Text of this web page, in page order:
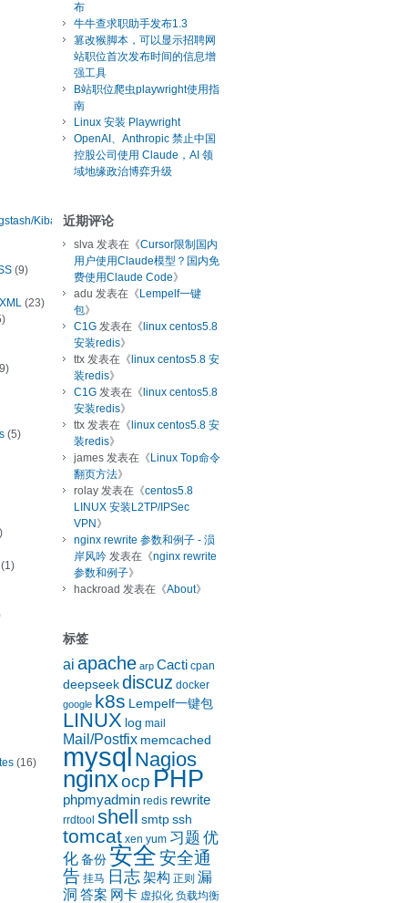
Kibana
(9)
(23)
(5)
(16)
布
牛牛查求职助手发布1.3
篡改猴脚本，可以显示招聘网
站职位首次发布时间的信息增
强工具
B站职位爬虫playwright使用指
南
Linux 安装 Playwright
OpenAI、Anthropic 禁止中国
控股公司使用 Claude，AI 领
域地缘政治博弈升级
近期评论
slva 发表在《Cursor限制国内
用户使用Claude模型？国内免
费使用Claude Code》
adu 发表在《 Lempelf一键
包》
C1G 发表在《 linux centos5.8
安装redis》
ttx 发表在《 linux centos5.8 安
装redis》
C1G 发表在《 linux centos5.8
安装redis》
ttx 发表在《 linux centos5.8 安
装redis》
james 发表在《 Linux Top命令
翻页方法》
rolay 发表在《centos5.8
LINUX 安装L2TP/IPSec
VPN 》
nginx rewrite 参数和例子 - 涢
岸风吟 发表在《nginx rewrite
参数和例子》
hackroad 发表在《About》
标签
ai apache arp Cacti cpan
deepseek discuz docker
google k8s Lempelf一键包
LINUX log mail
Mail/Postfix memcached
mysql Nagios
nginxocp PHP
phpmyadmin redis rewrite
rrdtool shell smtp ssh
tomcat xen yum 习题 优
化 备份 安全安全通
告 挂马 日志架构 正则 漏
洞 答案 网卡 虚拟化 负载均衡